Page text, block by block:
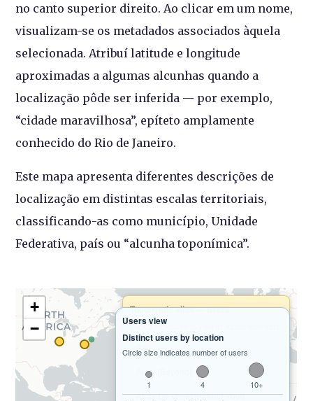
no canto superior direito. Ao clicar em um nome,
visualizam-se os metadados associados àquela
selecionada. Atribuí latitude e longitude
aproximadas a algumas alcunhas quando a
localização pôde ser inferida — por exemplo,
“cidade maravilhosa”, epíteto amplamente
conhecido do Rio de Janeiro.
Este mapa apresenta diferentes descrições de
localização em distintas escalas territoriais,
classificando-as como município, Unidade
Federativa, país ou “alcunha toponímica”.